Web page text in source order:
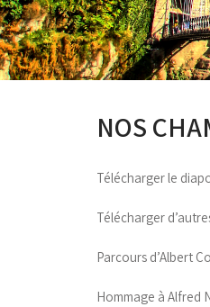
NOS
Télécharger le
Télécharger
Parcours d’Albert
Hommage à Alfred